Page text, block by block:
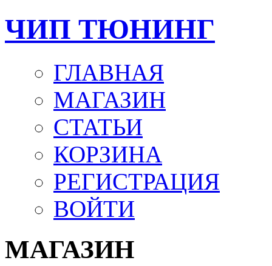
ЧИП ТЮНИНГ
ГЛАВНАЯ
МАГАЗИН
СТАТЬИ
КОРЗИНА
РЕГИСТРАЦИЯ
ВОЙТИ
МАГАЗИН